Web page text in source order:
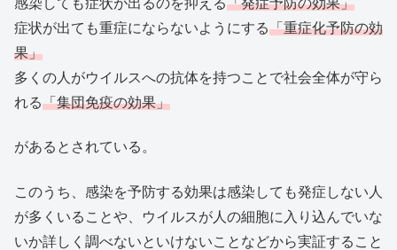
症状が出ても重症にならないようにする「重症化予防の効
果」
多くの人がウイルスへの抗体を持つことで社会全体が守ら
れる「集団免疫の効果」
があるとされている。
このうち、感染を予防する効果は感染しても発症しない人
が多くいることや、ウイルスが人の細胞に入り込んでいな
いか詳しく調べないといけないことなどから実証すること